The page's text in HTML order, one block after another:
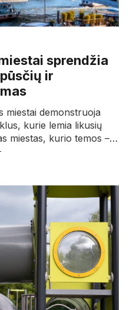
sprendžia
ir
miestai demonstruoja
kurie lemia likusių
miestas, kurio temos –…